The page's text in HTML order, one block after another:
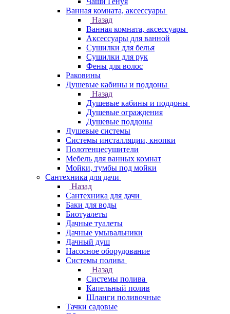
Ванная комната, аксессуары
Назад
Ванная комната, аксессуары
Аксессуары для ванной
Сушилки для белья
Сушилки для рук
Фены для волос
Раковины
Душевые кабины и поддоны
Назад
Душевые кабины и поддоны
Душевые ограждения
Душевые поддоны
Душевые системы
Системы инсталляции, кнопки
Полотенцесушители
Мебель для ванных комнат
Мойки, тумбы под мойки
Сантехника для дачи
Назад
Сантехника для дачи
Баки для воды
Биотуалеты
Дачные туалеты
Дачные умывальники
Дачный душ
Насосное оборудование
Системы полива
Назад
Системы полива
Капельный полив
Шланги поливочные
Тачки садовые